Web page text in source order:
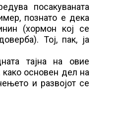
посакуваната
познато е дека
(хормон кој се
Тој, пак, ја
тајна на овие
основен дел на
и развојот се